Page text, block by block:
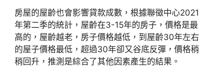
房屋的屋齡也會影響貸款成數，根據聯徵中心2021
年第二季的統計，屋齡在3-15年的房子，價格是最
高的，屋齡越老，房子價格越低，到屋齡30年左右
的屋子價格最低，超過30年卻又谷底反彈，價格稍
稍回升，推測是綜合了其他因素產生的結果。